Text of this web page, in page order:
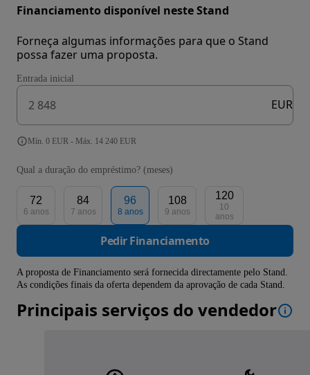
Financiamento disponível neste Stand
Forneça algumas informações para que o Stand
possa fazer uma proposta.
Entrada inicial
EUR
Mín. 0 EUR - Máx. 14 240 EUR
Qual a duração do empréstimo? (meses)
72
6 anos
84
7 anos
96
8 anos
108
9 anos
120
10
anos
Pedir Financiamento
A proposta de Financiamento será fornecida directamente pelo Stand.
As condições finais da oferta dependem da aprovação de cada Stand.
Principais serviços do vendedor